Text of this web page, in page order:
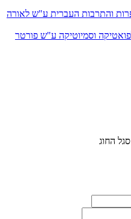
והתרבות העברית ע"ש לאורה
וסמיוטיקה ע"ש פורטר
סגל החוג